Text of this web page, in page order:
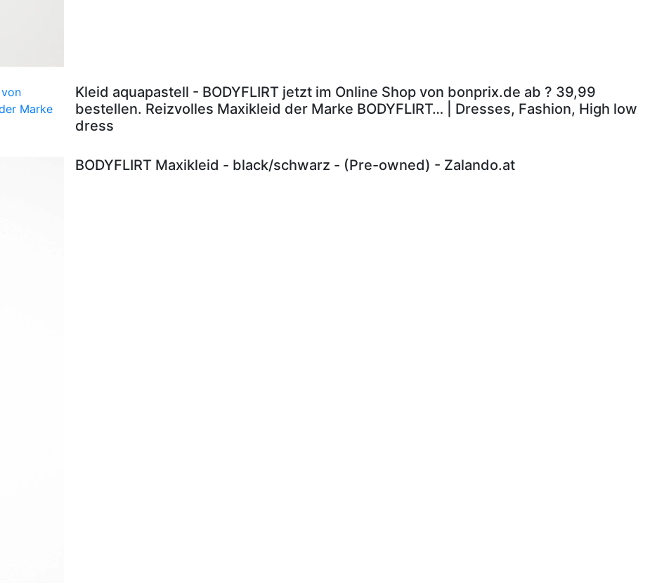
Kleid aquapastell - BODYFLIRT jetzt im Online Shop von bonprix.de ab ? 39,99
bestellen. Reizvolles Maxikleid der Marke BODYFLIRT… | Dresses, Fashion, High low
dress
BODYFLIRT Maxikleid - black/schwarz - (Pre-owned) - Zalando.at